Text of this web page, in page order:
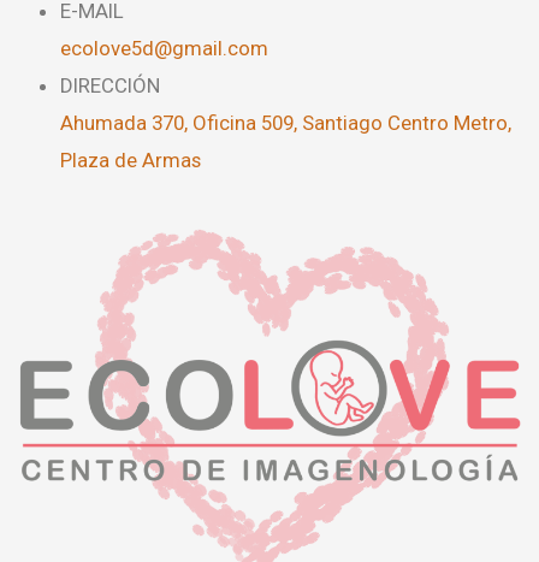
E-MAIL
ecolove5d@gmail.com
DIRECCIÓN
Ahumada 370, Oficina 509, Santiago Centro Metro,
Plaza de Armas